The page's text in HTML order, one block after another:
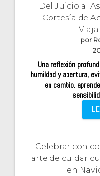
Del Juicio al
Cortesía de
por
Una reflexión
humildad y apertura,
en cambio,
Celebrar con
arte de cuidar
en